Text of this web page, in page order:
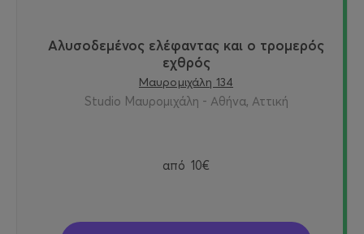
Αλυσοδεμένος ελέφαντας και ο τρομερός
εχθρός
Μαυρομιχάλη 134
Studio Μαυρομιχάλη - Αθήνα, Αττική
από 10€